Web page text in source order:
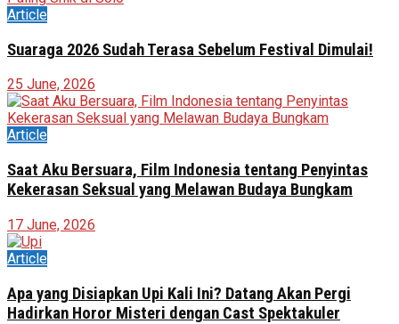
Article
Suaraga 2026 Sudah Terasa Sebelum Festival Dimulai!
25 June, 2026
Article
Saat Aku Bersuara, Film Indonesia tentang Penyintas
Kekerasan Seksual yang Melawan Budaya Bungkam
17 June, 2026
Article
Apa yang Disiapkan Upi Kali Ini? Datang Akan Pergi
Hadirkan Horor Misteri dengan Cast Spektakuler